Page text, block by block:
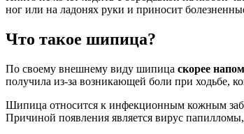
ног или на ладонях руки и приносит
Что такое шипица?
По своему внешнему виду шипица скорее
получила из-за возникающей боли при ходьбе,
Шипица относится к инфекционным кожным
Причиной появления является вирус